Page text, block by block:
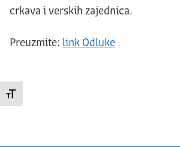
Promeni veličinu slova
crkava i verskih zajednica.
Preuzmite: link Odluke